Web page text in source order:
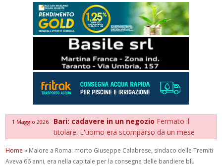
1 Maggio 2026 Bari: cadavere in un negozio Fermato il
titolare. L'uomo era scomparso da un mese
Home » Malore a Roma: morto Giuseppe Calabrese, sindaco delle Tremiti
Aveva 66 anni, era nella capitale per la consegna delle bandiere blu